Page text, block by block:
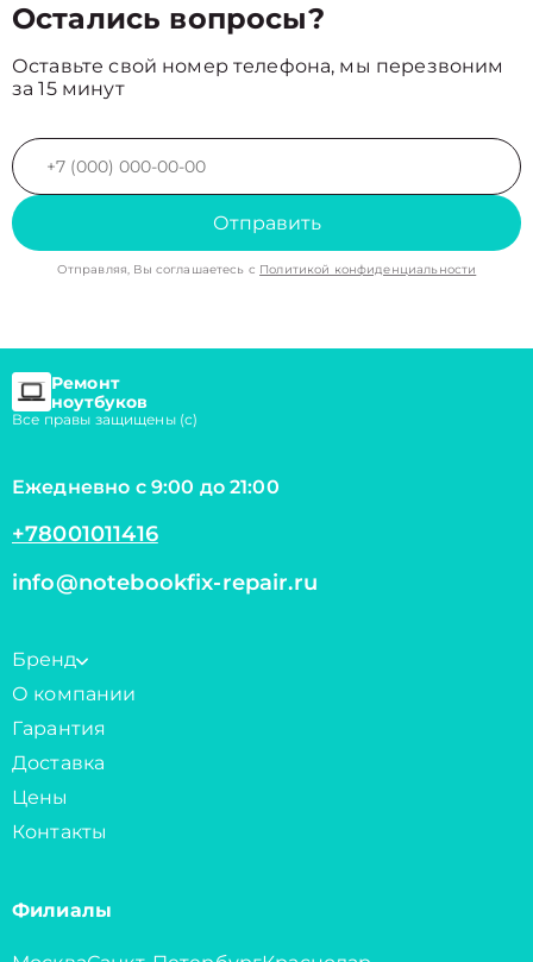
Остались вопросы?
Оставьте свой номер телефона, мы перезвоним
за 15 минут
Отправить
Отправляя, Вы соглашаетесь с Политикой конфиденциальности
Ремонт
ноутбуков
Все правы защищены (с)
Ежедневно с 9:00 до 21:00
+78001011416
info@notebookfix-repair.ru
Бренд
О компании
Гарантия
Доставка
Цены
Контакты
Филиалы